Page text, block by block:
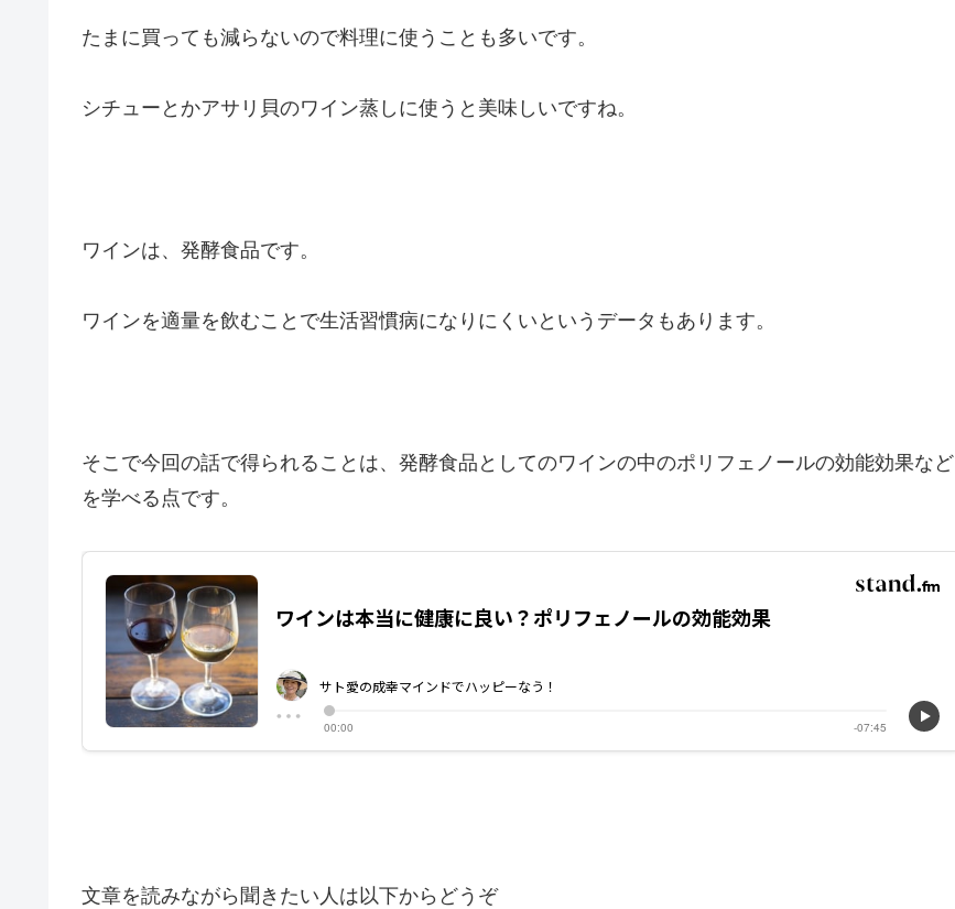
たまに買っても減らないので料理に使うことも多いです。
シチューとかアサリ貝のワイン蒸しに使うと美味しいですね。
ワインは、発酵食品です。
ワインを適量を飲むことで生活習慣病になりにくいというデータもあります。
そこで今回の話で得られることは、発酵食品としてのワインの中のポリフェノールの効能効果など
を学べる点です。
文章を読みながら聞きたい人は以下からどうぞ